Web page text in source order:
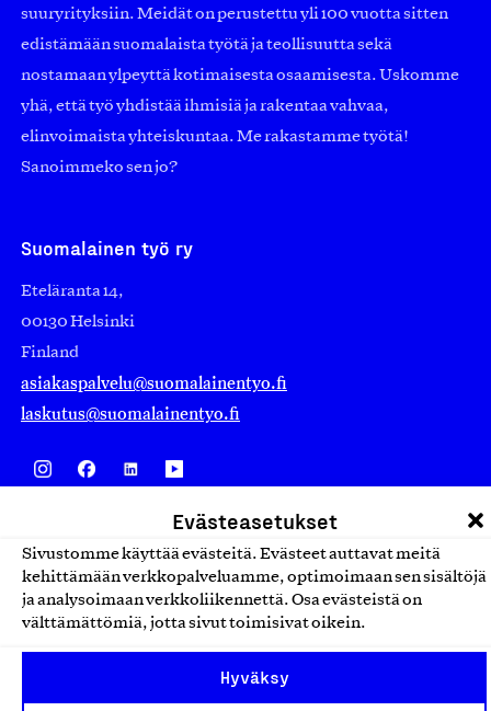
Evästeasetukset
Sivustomme käyttää evästeitä. Evästeet auttavat meitä
kehittämään verkkopalveluamme, optimoimaan sen sisältöjä
ja analysoimaan verkkoliikennettä. Osa evästeistä on
välttämättömiä, jotta sivut toimisivat oikein.
Hyväksy
suuryrityksiin. Meidät on perustettu yli 100 vuotta sitten
edistämään suomalaista työtä ja teollisuutta sekä
nostamaan ylpeyttä kotimaisesta osaamisesta. Uskomme
yhä, että työ yhdistää ihmisiä ja rakentaa vahvaa,
elinvoimaista yhteiskuntaa. Me rakastamme työtä!
Sanoimmeko sen jo?
Suomalainen työ ry
Eteläranta 14,
00130 Helsinki
Finland
asiakaspalvelu@suomalainentyo.fi
laskutus@suomalainentyo.fi